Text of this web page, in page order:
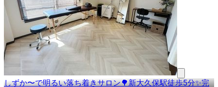
しずか〜で明るい落ち着きサロン🌳新大久保駅徒歩5分✨完